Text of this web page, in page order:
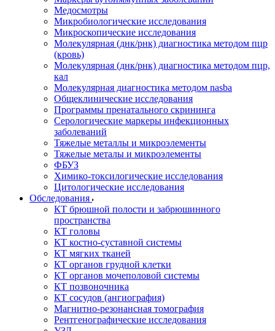
Медосмотры
Микробиологические исследования
Микроскопические исследования
Молекулярная (днк/рнк) диагностика методом пцр
(кровь)
Молекулярная (днк/рнк) диагностика методом пцр,
кал
Молекулярная диагностика методом nasba
Общеклинические исследования
Программы пренатального скрининга
Серологические маркеры инфекционных
заболеваний
Тяжелые металлы и микроэлементы
Тяжелые металы и микроэлементы
ФБУЗ
Химико-токсилогические исследования
Цитологические исследования
Обследования
КТ брюшной полости и забрюшинного
пространства
КТ головы
КТ костно-суставной системы
КТ мягких тканей
КТ органов грудной клетки
КТ органов мочеполовой системы
КТ позвоночника
КТ сосудов (ангиография)
Магнитно-резонансная томография
Рентгенографические исследования